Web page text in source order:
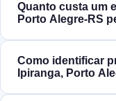
Quanto custa um
Porto Alegre‑RS
Como identificar
Ipiranga, Porto